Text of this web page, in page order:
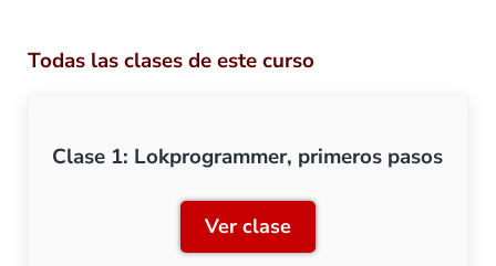
Todas las clases de este curso
Clase 1: Lokprogrammer, primeros pasos
Ver claseClase 1: Lokprogrammer,